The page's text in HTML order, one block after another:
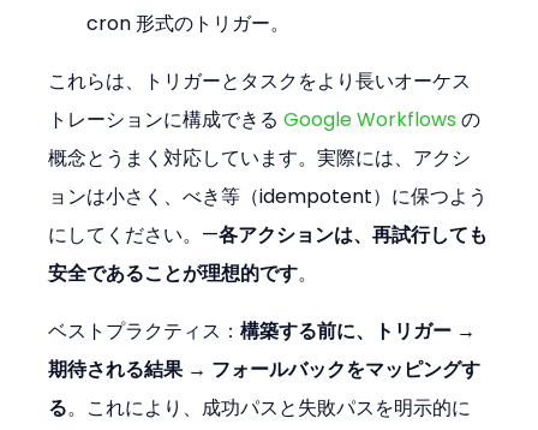
cron 形式のトリガー。
これらは、トリガーとタスクをより長いオーケス
トレーションに構成できる Google Workflows の
概念とうまく対応しています。実際には、アクシ
ョンは小さく、べき等（idempotent）に保つよう
にしてください。—各アクションは、再試行しても
安全であることが理想的です。
ベストプラクティス：構築する前に、トリガー →
期待される結果 → フォールバックをマッピングす
る。これにより、成功パスと失敗パスを明示的に